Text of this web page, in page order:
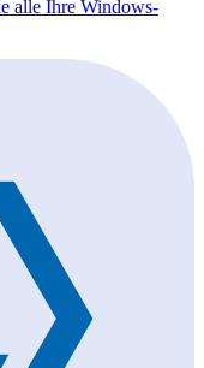
alle Ihre Windows-